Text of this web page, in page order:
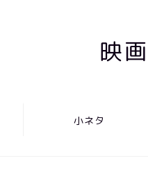
映
小ネタ